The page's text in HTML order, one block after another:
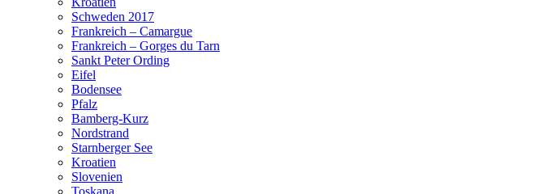
Schweden 2017
Frankreich – Camargue
Frankreich – Gorges du Tarn
Sankt Peter Ording
Eifel
Bodensee
Pfalz
Bamberg-Kurz
Nordstrand
Starnberger See
Kroatien
Slovenien
Toskana